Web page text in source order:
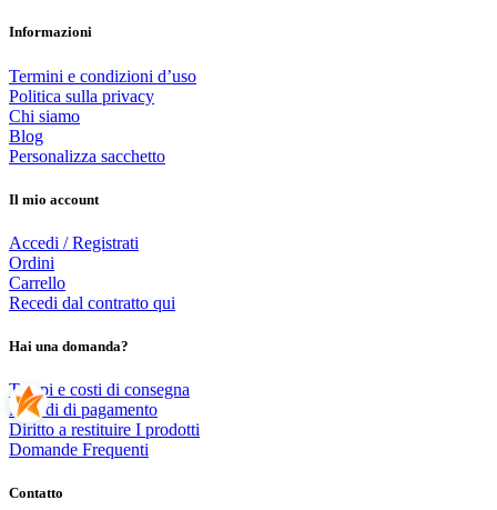
Informazioni
Termini e condizioni d’uso
Politica sulla privacy
Chi siamo
Blog
Personalizza sacchetto
Il mio account
Accedi / Registrati
Ordini
Carrello
Recedi dal contratto qui
Hai una domanda?
Tempi e costi di consegna
Metodi di pagamento
Diritto a restituire I prodotti
Domande Frequenti
Contatto